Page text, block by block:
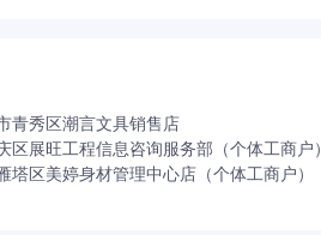
青秀区潮言文具销售店
区展旺工程信息咨询服务部（个体工商户）
塔区美婷身材管理中心店（个体工商户）